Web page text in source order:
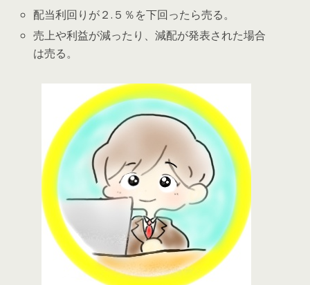
配当利回りが２.５％を下回ったら売る。
売上や利益が減ったり、減配が発表された場合
は売る。